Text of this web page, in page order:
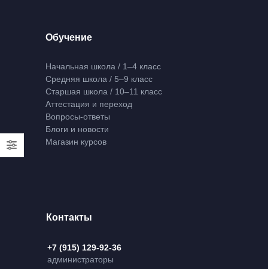
Обучение
Начальная школа / 1–4 класс
Средняя школа / 5–9 класс
Старшая школа / 10–11 класс
Аттестация и переход
Вопросы-ответы
Блоги и новости
Магазин курсов
+7 (915) 129-92-36
администраторы
Контакты